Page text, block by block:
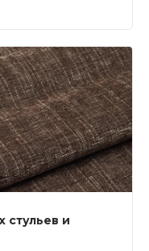
стульев и